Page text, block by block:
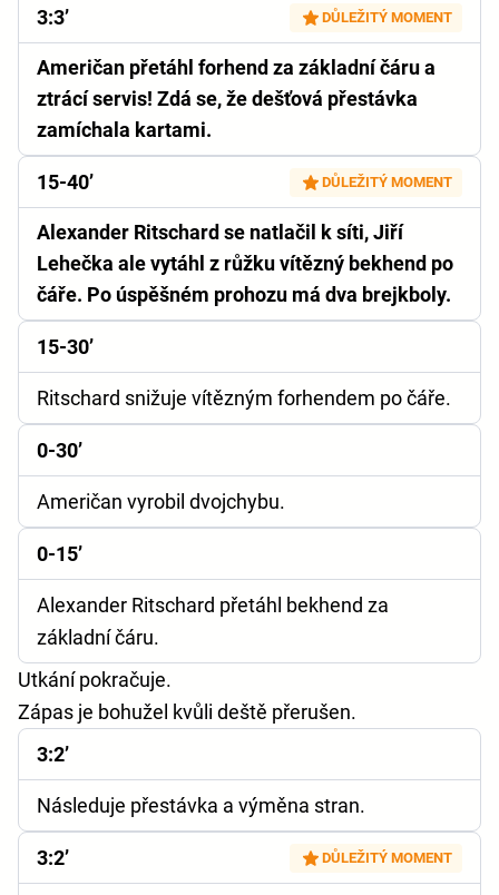
3:3’ DŮLEŽITÝ MOMENT
Američan přetáhl forhend za základní čáru a
ztrácí servis! Zdá se, že dešťová přestávka
zamíchala kartami.
15-40’ DŮLEŽITÝ MOMENT
Alexander Ritschard se natlačil k síti, Jiří
Lehečka ale vytáhl z růžku vítězný bekhend po
čáře. Po úspěšném prohozu má dva brejkboly.
15-30’
Ritschard snižuje vítězným forhendem po čáře.
0-30’
Američan vyrobil dvojchybu.
0-15’
Alexander Ritschard přetáhl bekhend za
základní čáru.
Utkání pokračuje.
Zápas je bohužel kvůli deště přerušen.
3:2’
Následuje přestávka a výměna stran.
3:2’ DŮLEŽITÝ MOMENT